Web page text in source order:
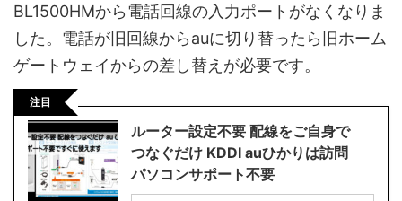
BL1500HMから電話回線の入力ポートがなくなりま
した。電話が旧回線からauに切り替ったら旧ホーム
ゲートウェイからの差し替えが必要です。
注目
ルーター設定不要 配線をご自身で
つなぐだけ KDDI auひかりは訪問
パソコンサポート不要